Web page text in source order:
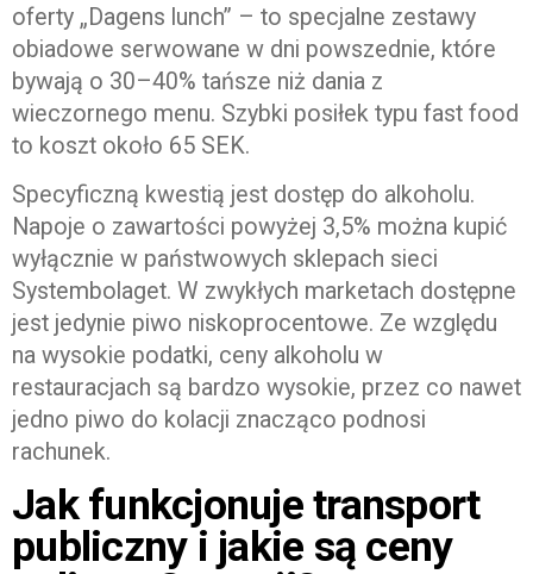
oferty „Dagens lunch” – to specjalne zestawy
obiadowe serwowane w dni powszednie, które
bywają o 30–40% tańsze niż dania z
wieczornego menu. Szybki posiłek typu fast food
to koszt około 65 SEK.
Specyficzną kwestią jest dostęp do alkoholu.
Napoje o zawartości powyżej 3,5% można kupić
wyłącznie w państwowych sklepach sieci
Systembolaget. W zwykłych marketach dostępne
jest jedynie piwo niskoprocentowe. Ze względu
na wysokie podatki, ceny alkoholu w
restauracjach są bardzo wysokie, przez co nawet
jedno piwo do kolacji znacząco podnosi
rachunek.
Jak funkcjonuje transport
publiczny i jakie są ceny